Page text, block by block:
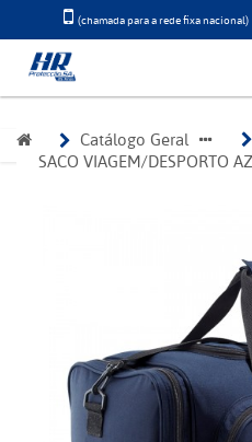
(chamada para a rede fixa nacional)
Catálogo Geral
SACO VIAGEM/DESPORTO